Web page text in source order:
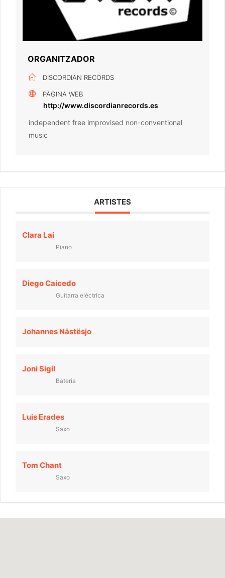
ORGANITZADOR
DISCORDIAN RECORDS
PÀGINA WEB
http://www.discordianrecords.es
independent free improvised non-conventional
music
ARTISTES
Clara Lai
Piano
Diego Caicedo
Guitarra elèctrica
Johannes Nästësjo
Joni Sigil
Bateria
Luis Erades
Saxo
Tom Chant
Saxo